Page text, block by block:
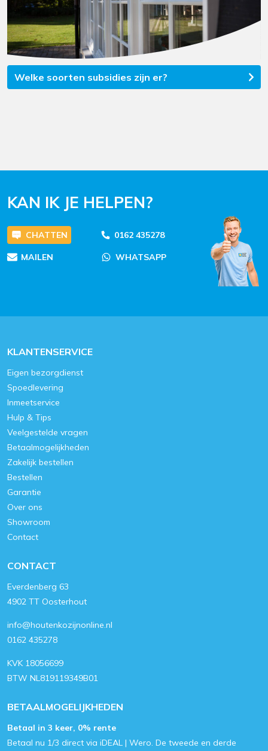
Welke soorten subsidies zijn er?
KAN IK JE HELPEN?
CHATTEN 0162 435278
MAILEN WHATSAPP
KLANTENSERVICE
Eigen bezorgdienst
Spoedlevering
Inmeetservice
Hulp & Tips
Veelgestelde vragen
Betaalmogelijkheden
Zakelijk bestellen
Bestellen
Garantie
Over ons
Showroom
Contact
CONTACT
Everdenberg 63
4902 TT Oosterhout
info@houtenkozijnonline.nl
0162 435278
KVK 18056699
BTW NL819119349B01
BETAALMOGELIJKHEDEN
Betaal in 3 keer, 0% rente
Betaal nu 1/3 direct via iDEAL | Wero. De tweede en derde